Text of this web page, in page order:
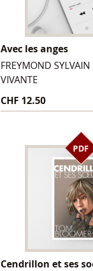
Avec les anges
FREYMOND
VIVANTE
CHF 12.50
PDF
Cendrillon et ses